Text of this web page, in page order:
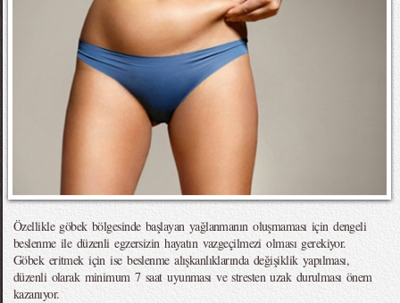
Özellikle göbek bölgesinde başlayan yağlanmanın oluşmaması için dengeli
beslenme ile düzenli egzersizin hayatın vazgeçilmezi olması gerekiyor.
Göbek eritmek için ise beslenme alışkanlıklarında değişiklik yapılması,
düzenli olarak minimum 7 saat uyunması ve stresten uzak durulması önem
kazanıyor.